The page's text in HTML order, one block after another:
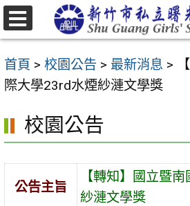
跳
至
要
內
區
首頁 > 校園公告 > 最新消息 >
際大學23rd水煙紗漣文學獎
校園公告
公告主旨
【轉知】國立暨
紗漣文學獎
選
單